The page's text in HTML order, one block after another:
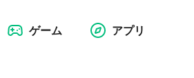
ゲーム
アプリ